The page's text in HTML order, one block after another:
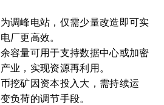
调峰电站，仅需少量改造即可实
厂更高效。
容量可用于支持数据中心或加密
业，实现资源再利用。
挖矿因资本投入大，需持续运
负荷的调节手段。